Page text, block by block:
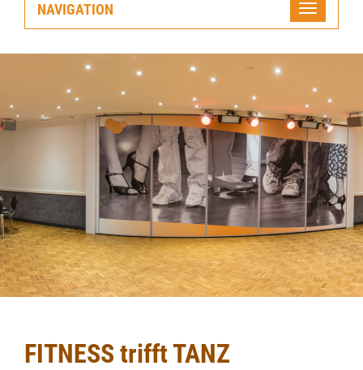
NAVIGATION
Toggle
FITNESS trifft TANZ